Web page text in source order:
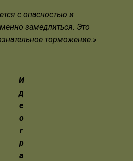
с опасностью и
замедлиться. Это
торможение.»
И
д
е
о
г
р
а